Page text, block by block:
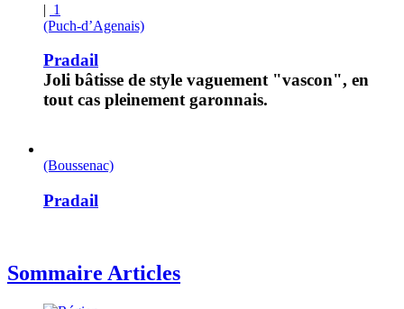
| 1
(Puch-d’Agenais)
Pradail
Joli bâtisse de style vaguement "vascon", en
tout cas pleinement garonnais.
(Boussenac)
Pradail
Sommaire Articles